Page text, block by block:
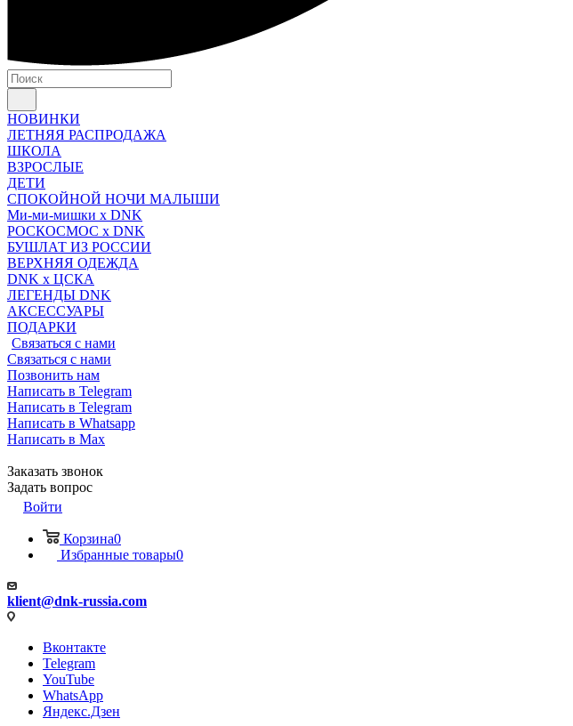
НОВИНКИ
ЛЕТНЯЯ РАСПРОДАЖА
ШКОЛА
ВЗРОСЛЫЕ
ДЕТИ
СПОКОЙНОЙ НОЧИ МАЛЫШИ
Ми-ми-мишки x DNK
РОСКОСМОС x DNK
БУШЛАТ ИЗ РОССИИ
ВЕРХНЯЯ ОДЕЖДА
DNK x ЦСКА
ЛЕГЕНДЫ DNK
АКСЕССУАРЫ
ПОДАРКИ
Связаться с нами
Связаться с нами
Позвонить нам
Написать в Telegram
Написать в Telegram
Написать в Whatsapp
Написать в Max
Заказать звонок
Задать вопрос
Войти
Корзина0
Избранные товары0
klient@dnk-russia.com
Вконтакте
Telegram
YouTube
WhatsApp
Яндекс.Дзен